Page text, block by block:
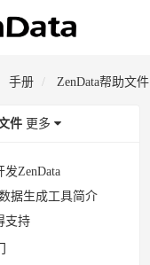
手册 ZenData帮助文件
件 更多
发ZenData
据生成工具简介
支持